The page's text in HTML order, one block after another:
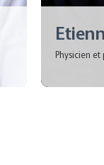
Physicien et